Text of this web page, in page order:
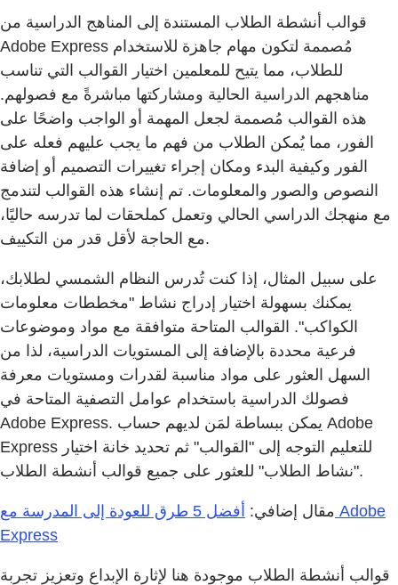
قوالب أنشطة الطلاب المستندة إلى المناهج الدراسية من
Adobe Express مُصممة لتكون مهام جاهزة للاستخدام
للطلاب، مما يتيح للمعلمين اختيار القوالب التي تناسب
مناهجهم الدراسية الحالية ومشاركتها مباشرةً مع فصولهم.
هذه القوالب مُصممة لجعل المهمة أو الواجب واضحًا على
الفور، مما يُمكن الطلاب من فهم ما يجب عليهم فعله على
الفور وكيفية البدء ومكان إجراء تغييرات التصميم أو إضافة
النصوص والصور والمعلومات. تم إنشاء هذه القوالب لتندمج
مع منهجك الدراسي الحالي وتعمل كملحقات لما تدرسه حاليًا،
مع الحاجة لأقل قدر من التكييف.
على سبيل المثال، إذا كنت تُدرس النظام الشمسي لطلابك،
يمكنك بسهولة اختيار إدراج نشاط "مخططات معلومات
الكواكب". القوالب المتاحة متوافقة مع مواد وموضوعات
فرعية محددة بالإضافة إلى المستويات الدراسية، لذا من
السهل العثور على مواد مناسبة لقدرات ومستويات معرفة
فصولك الدراسية باستخدام عوامل التصفية المتاحة في
Adobe Express. يمكن ببساطة لمَن لديهم حساب Adobe
Express للتعليم التوجه إلى "القوالب" ثم تحديد خانة اختيار
"نشاط الطلاب" للعثور على جميع قوالب أنشطة الطلاب.
مقال إضافي:
أفضل 5 طرق للعودة إلى المدرسة مع Adobe
Express
قوالب أنشطة الطلاب موجودة هنا لإثارة الإبداع وتعزيز تجربة